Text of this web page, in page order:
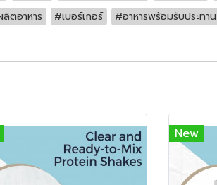
ตอาหาร
#เบอร์เกอร์ #อาหารพร้อมรับประทาน
New